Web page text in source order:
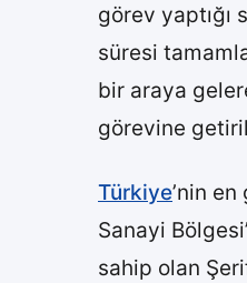
görev yaptığı
süresi
bir araya
görevine
Türkiye’nin
Sanayi
sahip olan